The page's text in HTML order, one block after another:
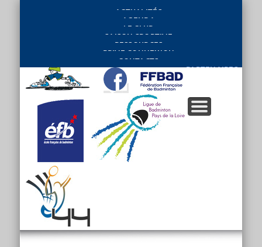
ACTUALITÉS
AGENDA
LE CLUB
SAISON SPORTIVE
RESSOURCES
PRIVE CONNEXION
CONTACTS
PARTENAIRES